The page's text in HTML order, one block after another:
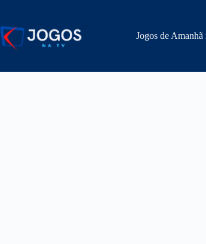
o
conteúdo
Jogos de